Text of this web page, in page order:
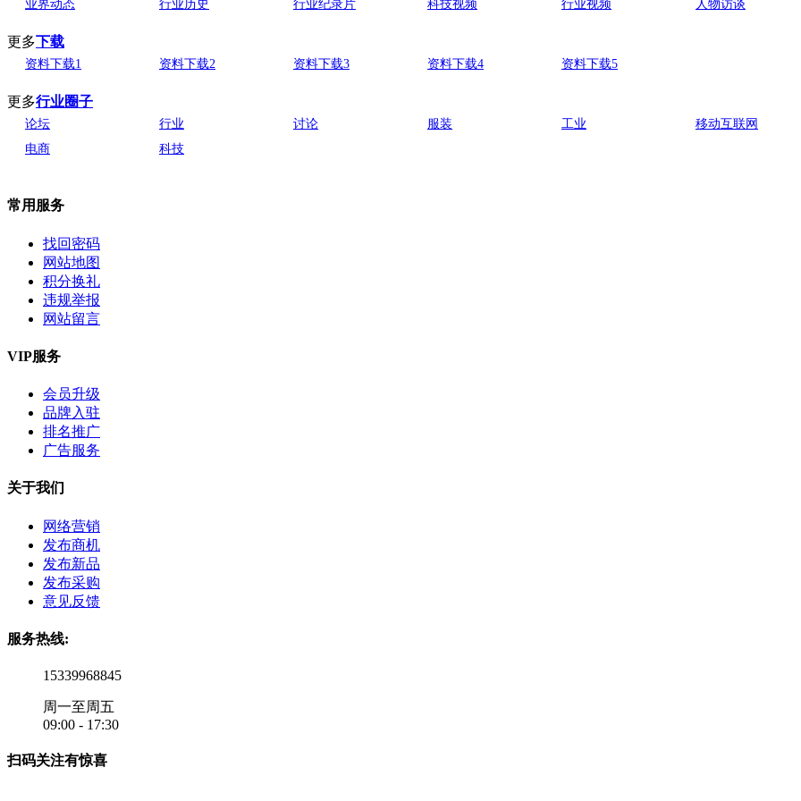
业界动态 行业历史 行业纪录片 科技视频 行业视频 人物访谈
更多下载
资料下载1 资料下载2 资料下载3 资料下载4 资料下载5
更多行业圈子
论坛 行业 讨论 服装 工业 移动互联网
电商
科技
常用服务
找回密码
网站地图
积分换礼
违规举报
网站留言
VIP服务
会员升级
品牌入驻
排名推广
广告服务
关于我们
网络营销
发布商机
发布新品
发布采购
意见反馈
服务热线:
15339968845
周一至周五
09:00 - 17:30
扫码关注有惊喜